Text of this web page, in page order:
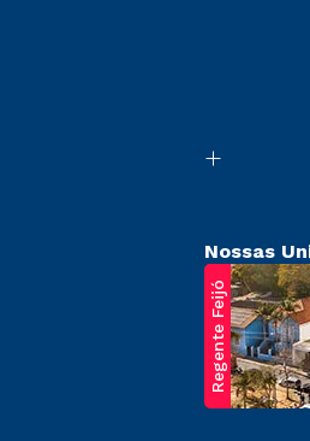
Nossas
Regente Feijó